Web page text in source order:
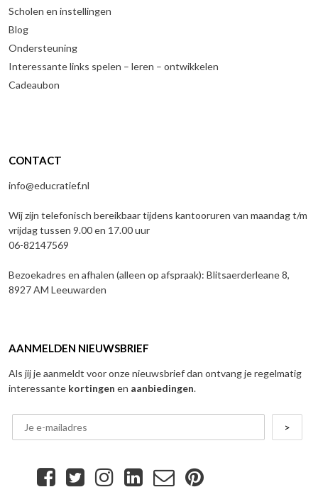
Scholen en instellingen
Blog
Ondersteuning
Interessante links spelen – leren – ontwikkelen
Cadeaubon
CONTACT
info@educratief.nl
Wij zijn telefonisch bereikbaar tijdens kantooruren van maandag t/m
vrijdag tussen 9.00 en 17.00 uur
06-82147569
Bezoekadres en afhalen (alleen op afspraak): Blitsaerderleane 8,
8927 AM Leeuwarden
AANMELDEN NIEUWSBRIEF
Als jij je aanmeldt voor onze nieuwsbrief dan ontvang je regelmatig
interessante kortingen en aanbiedingen.